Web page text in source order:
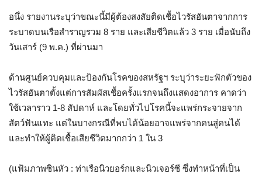
อนึ่ง รายงานระบุว่าขณะนี้มีผู้ต้องสงสัยติดเชื้อไวรัสฮันตาจากการ
ระบาดบนเรือสำราญรวม 8 ราย และเสียชีวิตแล้ว 3 ราย เมื่อนับถึง
วันเสาร์ (9 พ.ค.) ที่ผ่านมา
ด้านศูนย์ควบคุมและป้องกันโรคของสหรัฐฯ ระบุว่าระยะฟักตัวของ
ไวรัสฮันตาตั้งแต่การสัมผัสเชื้อครั้งแรกจนถึงแสดงอาการ คาดว่า
ใช้เวลาราว 1-8 สัปดาห์ และโดยทั่วไปโรคนี้จะแพร่กระจายจาก
สัตว์ฟันแทะ แต่ในบางกรณีที่พบได้น้อยอาจแพร่จากคนสู่คนได้
และทำให้ผู้ติดเชื้อเสียชีวิตมากกว่า 1 ใน 3
(แฟ้มภาพซินหัว : ท่าเรือนิวยอร์กและนิวเจอร์ซี ซึ่งทำหน้าที่เป็น